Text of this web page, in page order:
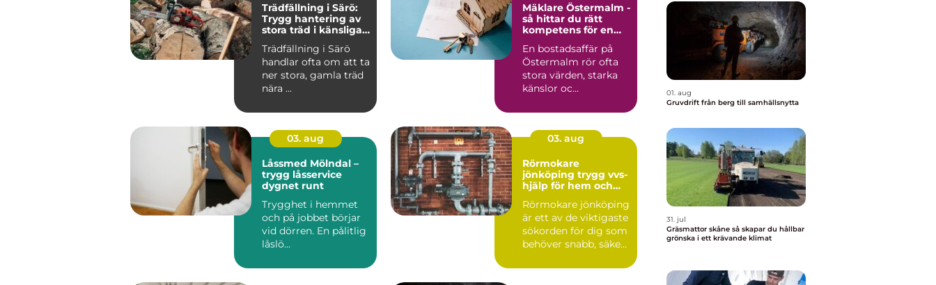
Trädfällning i Särö:
Trygg hantering av
stora träd i känsliga
Trädfällning i Särö
handlar ofta om att ta
ner stora, gamla träd
nära ...
Mäklare Östermalm -
så hittar du rätt
kompetens för en
En bostadsaffär på
Östermalm rör ofta
stora värden, starka
känslor oc...
03. aug
Låssmed Mölndal –
trygg låsservice
dygnet runt
Trygghet i hemmet
och på jobbet börjar
vid dörren. En pålitlig
låslö...
03. aug
Rörmokare
jönköping trygg vvs-
hjälp för hem och
Rörmokare jönköping
är ett av de viktigaste
sökorden för dig som
behöver snabb, säker
01. aug
Gruvdrift från berg till samhällsnytta
31. jul
Gräsmattor skåne så skapar du hållbar
grönska i ett krävande klimat